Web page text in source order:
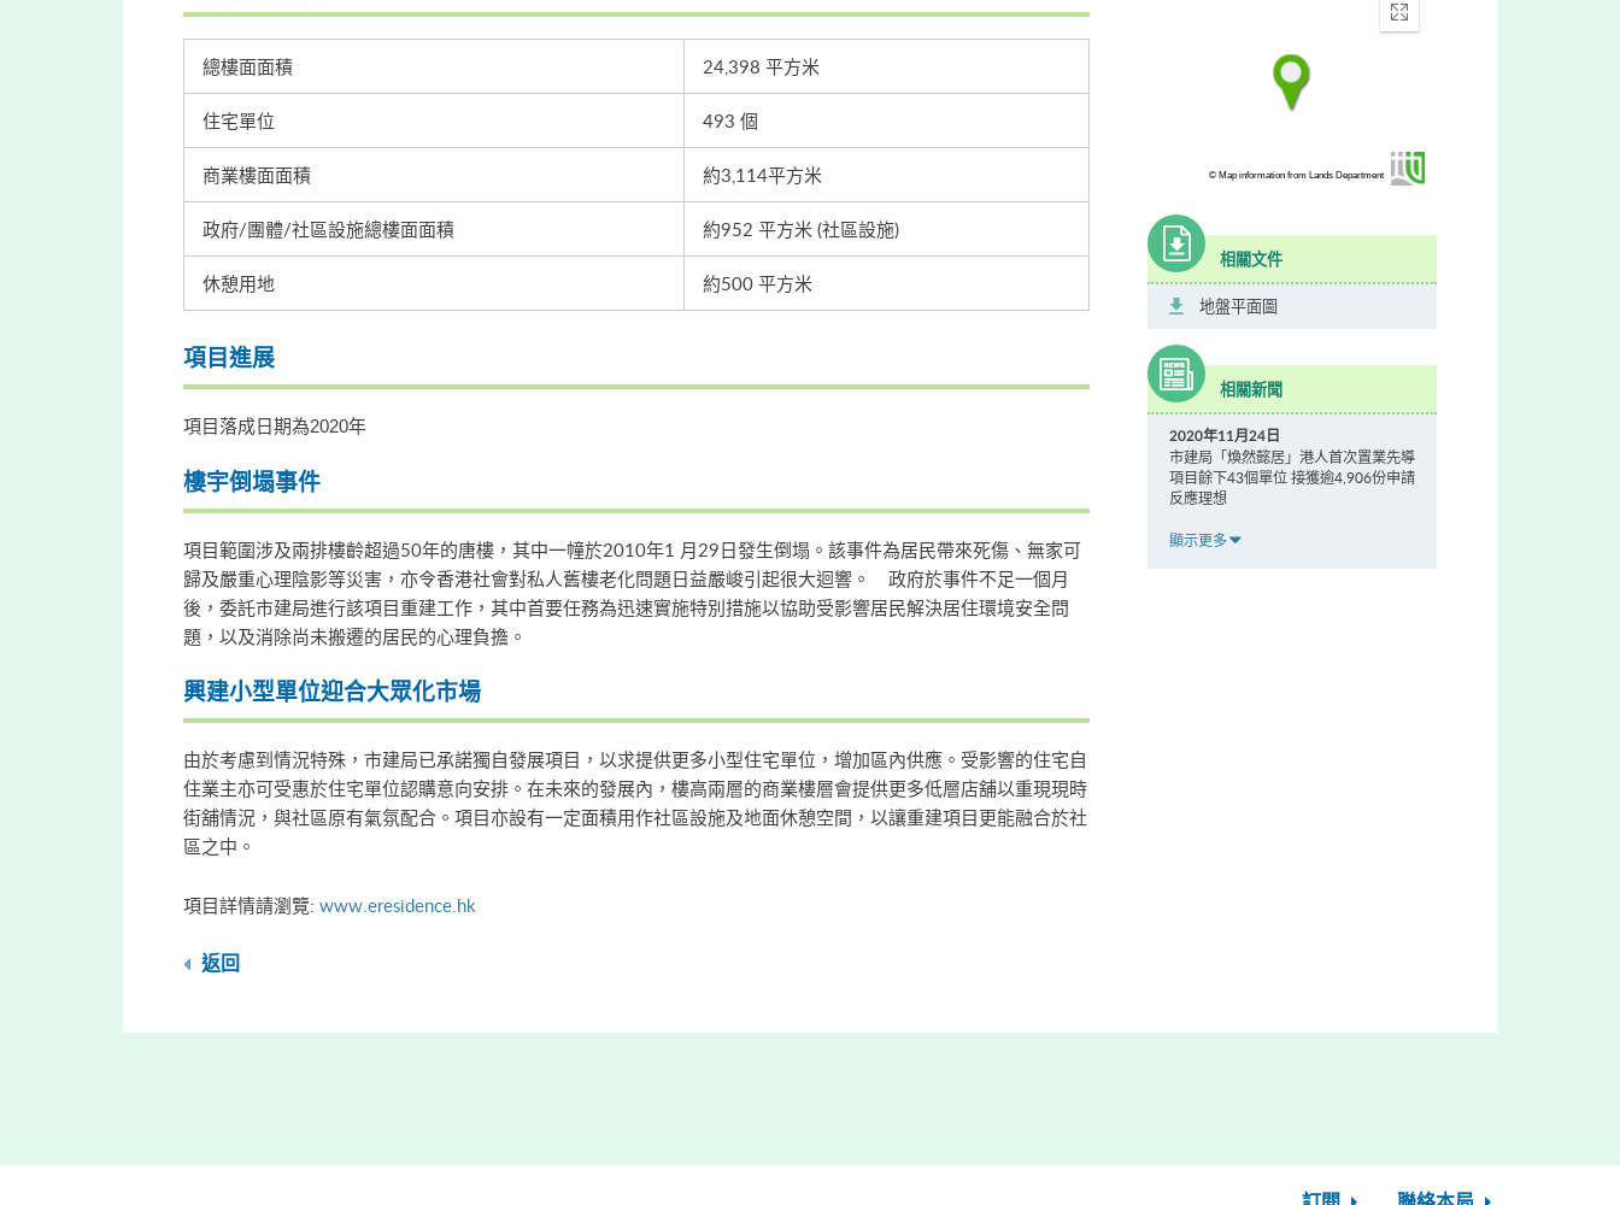
總樓面面積 24,398 平方米
住宅單位 493 個
商業樓面面積 約3,114平方米
政府/團體/社區設施總樓面面積 約952 平方米 (社區設施)
休憩用地 約500 平方米
項目進展
項目落成日期為2020年
樓宇倒塌事件
項目範圍涉及兩排樓齡超過50年的唐樓，其中一幢於2010年1 月29日發生倒塌。該事件為居民帶來死傷、無家可
歸及嚴重心理陰影等災害，亦令香港社會對私人舊樓老化問題日益嚴峻引起很大迴響。 政府於事件不足一個月
後，委託市建局進行該項目重建工作，其中首要任務為迅速實施特別措施以協助受影響居民解決居住環境安全問
題，以及消除尚未搬遷的居民的心理負擔。
興建小型單位迎合大眾化市場
由於考慮到情況特殊，市建局已承諾獨自發展項目，以求提供更多小型住宅單位，增加區內供應。受影響的住宅自
住業主亦可受惠於住宅單位認購意向安排。在未來的發展內，樓高兩層的商業樓層會提供更多低層店舖以重現現時
街舖情況，與社區原有氣氛配合。項目亦設有一定面積用作社區設施及地面休憩空間，以讓重建項目更能融合於社
區之中。
項目詳情請瀏覽: www.eresidence.hk
Enter
fullscreen
© Map information from Lands Department
相關文件
地盤平面圖
相關新聞
2020年11月24日
市建局「煥然懿居」港人首次置業先導
項目餘下43個單位 接獲逾4,906份申請
反應理想
顯示更多
返回